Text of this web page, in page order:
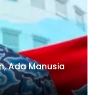
Ada Manusia